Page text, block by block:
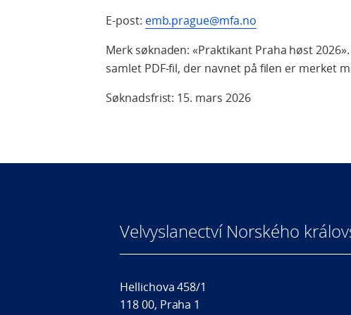
E-post: emb.prague@mfa.no
Merk søknaden: «Praktikant Praha høst 2026».
samlet PDF-fil, der navnet på filen er merket
Søknadsfrist: 15. mars 2026
Velvyslanectví Norského
Hellichova 458/1
118 00, Praha 1